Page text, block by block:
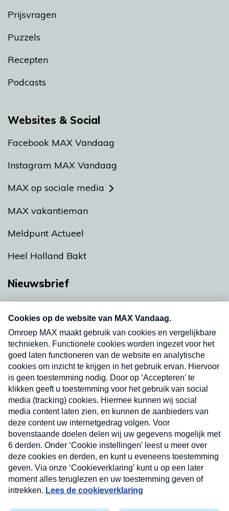
Prijsvragen
Puzzels
Recepten
Podcasts
Websites & Social
Facebook MAX Vandaag
Instagram MAX Vandaag
MAX op sociale media
MAX vakantieman
Meldpunt Actueel
Heel Holland Bakt
Nieuwsbrief
nieuwsbrief. Elke vrijdag- en dinsdagochtend in
uw mailbox.
Verzend
Nieuwsbrief
Neem hier een gratis abonnement op onze
nieuwsbrief. Elke vrijdag- en dinsdagochtend in uw